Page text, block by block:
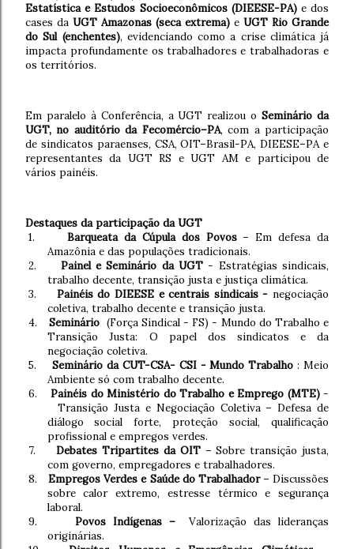
Estatística e Estudos Socioeconômicos (DIEESE-PA)e dos
cases da UGT Amazonas (seca extrema) e UGT Rio Grande
do Sul (enchentes), evidenciando como a crise climática já
impacta profundamente os trabalhadores e trabalhadoras e
os territórios.
Em paralelo à Conferência, a UGT realizou oSeminário da
UGT, no auditório da Fecomércio–PA, com a participação
de sindicatos paraenses, CSA, OIT–Brasil-PA, DIEESE–PA e
representantes da UGT RS e UGT AM e participou de
vários painéis.
Destaques da participação da UGT
1.
Barqueata da Cúpula dos Povos– Em defesa da
Amazônia e das populações tradicionais.
2.
Painel e Seminário da UGT- Estratégias sindicais,
trabalho decente, transição justa e justiça climática.
3.
Painéis do DIEESE e centrais sindicais - negociação
coletiva, trabalho decente e transição justa.
4.
Seminário (Força Sindical - FS) - Mundo do Trabalho e
Transição Justa: O papel dos sindicatos e da
negociação coletiva.
5.
Seminário da CUT-CSA- CSI - Mundo Trabalho: Meio
Ambiente só com trabalho decente.
6.
Painéis do Ministério do Trabalho e Emprego (MTE)-
Transição Justa e Negociação Coletiva – Defesa de
diálogo social forte, proteção social, qualificação
profissional e empregos verdes.
7.
Debates Tripartites da OIT– Sobre transição justa,
com governo, empregadores e trabalhadores.
8.
Empregos Verdes e Saúde do Trabalhador– Discussões
sobre calor extremo, estresse térmico e segurança
laboral.
9.
Povos Indígenas –
Valorização das lideranças
originárias.